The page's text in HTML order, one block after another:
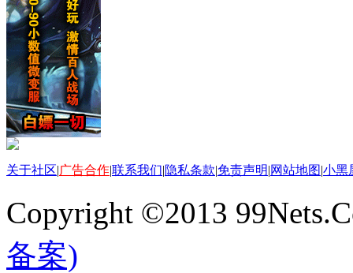
关于社区|广告合作|联系我们|隐私条款|免责声明|网站地图|小黑
Copyright ©2013
备案)